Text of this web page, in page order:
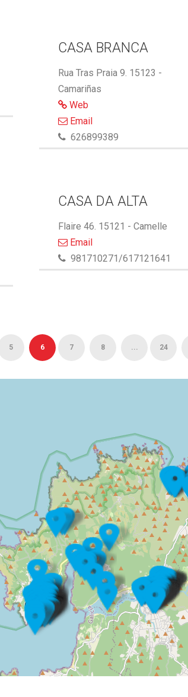
CASA BRANCA
Rua Tras Praia 9. 15123 -
Camariñas
Web
Email
626899389
CASA DA ALTA
Flaire 46. 15121 - Camelle
Email
981710271/617121641
5 6 7 8 ... 24